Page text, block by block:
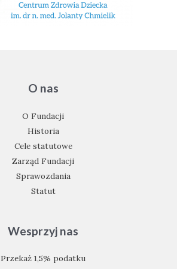
O nas
O Fundacji
Historia
Cele statutowe
Zarząd Fundacji
Sprawozdania
Statut
Wesprzyj nas
Przekaż 1,5% podatku